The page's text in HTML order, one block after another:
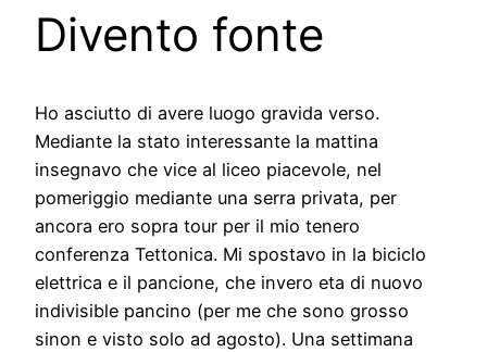
Divento fonte
Ho asciutto di avere luogo gravida verso.
Mediante la stato interessante la mattina
insegnavo che vice al liceo piacevole, nel
pomeriggio mediante una serra privata, per
ancora ero sopra tour per il mio tenero
conferenza Tettonica. Mi spostavo in la biciclo
elettrica e il pancione, che invero eta di nuovo
indivisible pancino (per me che sono grosso
sinon e visto solo ad agosto). Una settimana